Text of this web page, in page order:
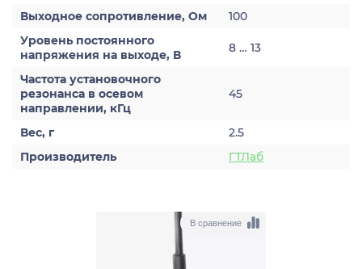
Выходное сопротивление, Ом
100
Уровень постоянного
напряжения на выходе, В
8 … 13
Частота установочного
резонанса в осевом
направлении, кГц
45
Вес, г
2.5
Производитель
ГТЛаб
В сравнение